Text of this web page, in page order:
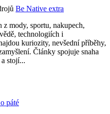
Be Native extra
z mody, sportu, nakupech,
technologiích i
kuriozity, nevšední příběhy,
Články spojuje snaha
stojí...
páté